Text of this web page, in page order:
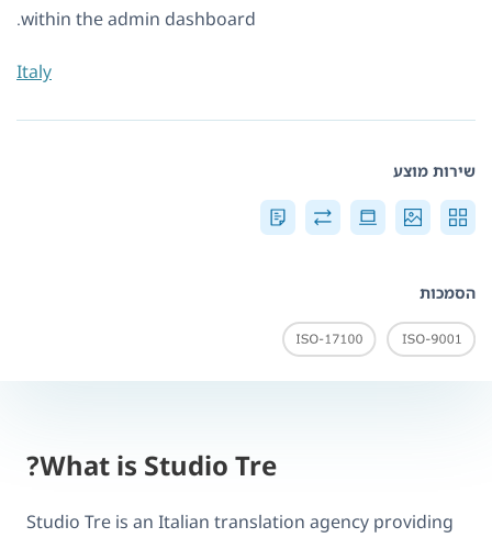
within the admin dashboard.
Italy
שירות מוצע
הסמכות
What is Studio Tre?
Studio Tre is an Italian translation agency providing